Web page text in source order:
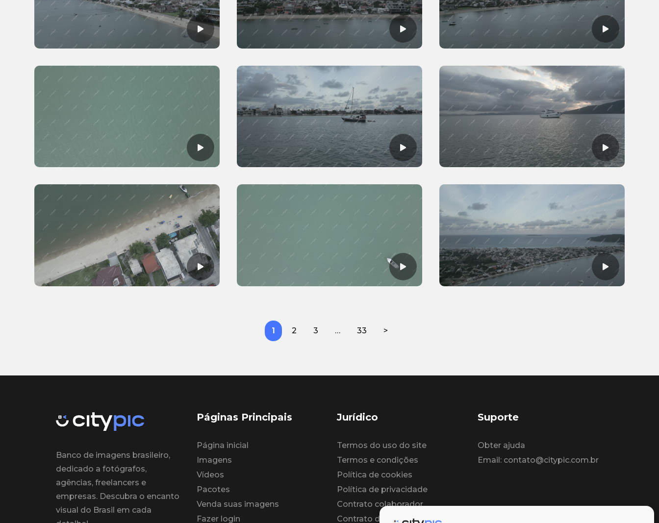
1 2 3 … 33 >
Banco de imagens brasileiro,
dedicado a fotógrafos,
agências, freelancers e
empresas. Descubra o encanto
visual do Brasil em cada
Páginas Principais
Página inicial
Imagens
Vídeos
Pacotes
Venda suas imagens
Fazer login
Jurídico
Termos do uso do site
Termos e condições
Política de cookies
Política de privacidade
Contrato colaborador
Contrato de licença
Suporte
Obter ajuda
Email: contato@citypic.com.br